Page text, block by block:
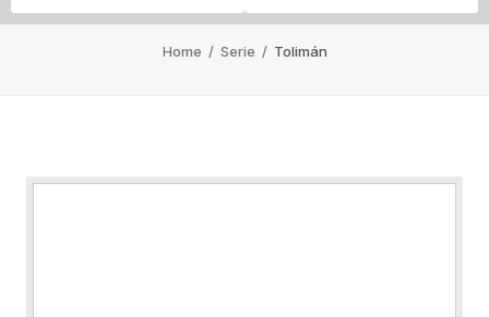
Home / Serie / Tolimán